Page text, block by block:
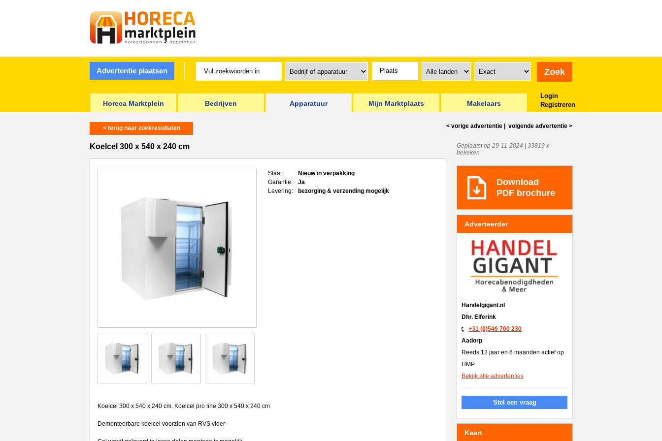
Advertentie plaatsen
Horeca Marktplein Bedrijven Apparatuur Mijn Marktplaats Makelaars
Login
Registreren
< terug naar zoekresultaten < vorige advertentie volgende advertentie >
Koelcel 300 x 540 x 240 cm
Staat:
Nieuw in verpakking
Garantie:
Ja
Levering:
bezorging & verzending mogelijk
Koelcel 300 x 540 x 240 cm. Koelcel pro line 300 x 540 x 240 cm
Demonteerbare koelcel voorzien van RVS vloer
Geplaatst op 29-11-2024 | 33819 x
bekeken
Download
PDF brochure
Adverteerder
Handelgigant.nl
Dhr. Elferink
+31 (0)546 700 230
Aadorp
Reeds 12 jaar en 6 maanden actief op
HMP
Bekijk alle advertenties
Stel een vraag
Kaart